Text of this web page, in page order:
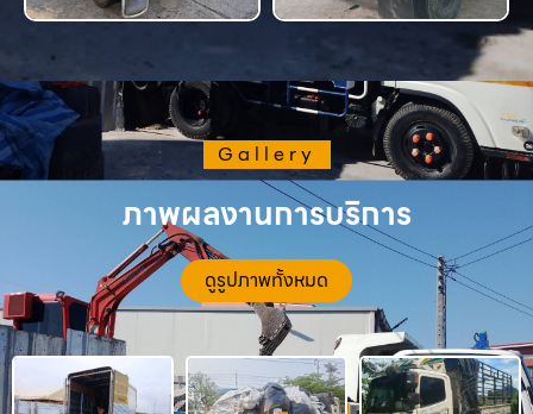
Gallery
ภาพผลงานการบริการ
ดูรูปภาพทั้งหมด